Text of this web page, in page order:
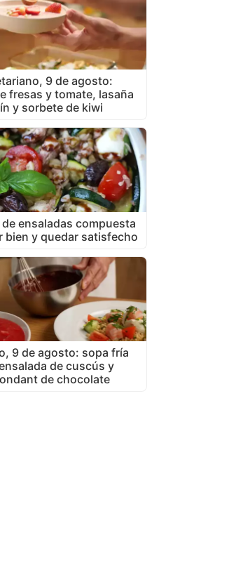
9 de agosto:
fresas y tomate, lasaña
y sorbete de kiwi
ensaladas compuesta
bien y quedar satisfecho
9 de agosto: sopa fría
de cuscús y
de chocolate